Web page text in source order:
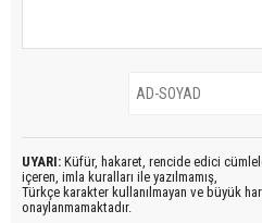
UYARI: Küfür, hakaret, rencide edici
içeren, imla kuralları ile yazılmamış,
Türkçe karakter kullanılmayan ve büyük
onaylanmamaktadır.